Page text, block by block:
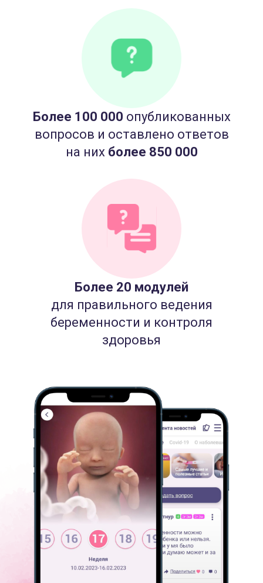
Более 100 000 опубликованных
вопросов и оставлено ответов
на них более 850 000
Более 20 модулей
для правильного ведения
беременности и контроля
здоровья